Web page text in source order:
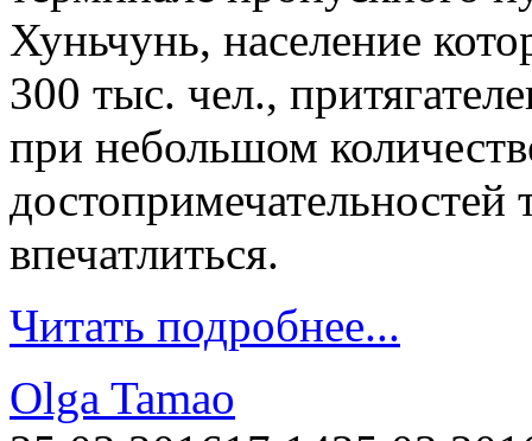
Хуньчунь, население
300 тыс. чел.,
при небольшом
достопримечательностей
впечатлиться.
Читать подробнее...
Olga Tamao